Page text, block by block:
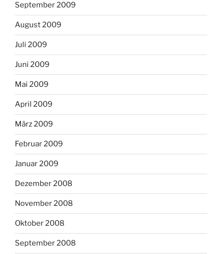
September 2009
August 2009
Juli 2009
Juni 2009
Mai 2009
April 2009
März 2009
Februar 2009
Januar 2009
Dezember 2008
November 2008
Oktober 2008
September 2008